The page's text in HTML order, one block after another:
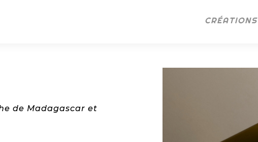
CRÉATIONS
de Madagascar et